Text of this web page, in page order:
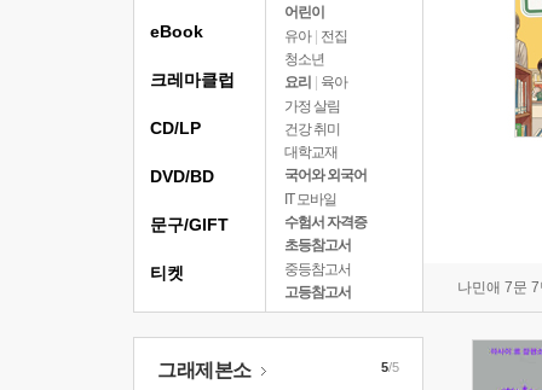
어린이
유아 | 전집
청소년
요리
육아
가정 살림
건강 취미
대학교재
국어와 외국어
IT 모바일
수험서 자격증
초등참고서
중등참고서
고등참고서
나민애 7문
eBook
크레마클럽
CD/LP
DVD/BD
문구/GIFT
티켓
그래제본소 5/5